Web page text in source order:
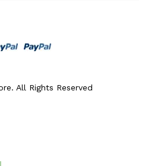
All Rights Reserved